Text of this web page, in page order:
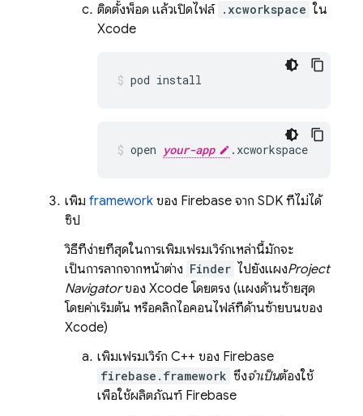
ติดตั้งพ็อด แล้วเปิดไฟล์ .xcworkspace ใน
Xcode
pod install
open your-app .xcworkspace
เพิ่ม framework ของ Firebase จาก SDK ที่ไม่ได้
ซิป
วิธีที่ง่ายที่สุดในการเพิ่มเฟรมเวิร์กเหล่านี้มักจะ
เป็นการลากจากหน้าต่าง Finder ไปยังแผงProject
Navigatorของ Xcode โดยตรง (แผงด้านซ้ายสุด
โดยค่าเริ่มต้น หรือคลิกไอคอนไฟล์ที่ด้านซ้ายบนของ
Xcode)
เพิ่มเฟรมเวิร์ก C++ ของ Firebase
firebase.framework ซึ่งจำเป็นต้องใช้
เพื่อใช้ผลิตภัณฑ์ Firebase